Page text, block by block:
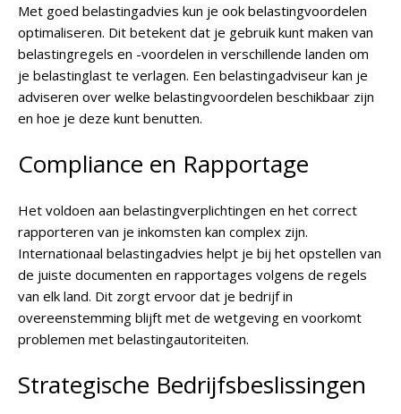
Met goed belastingadvies kun je ook belastingvoordelen
optimaliseren. Dit betekent dat je gebruik kunt maken van
belastingregels en -voordelen in verschillende landen om
je belastinglast te verlagen. Een belastingadviseur kan je
adviseren over welke belastingvoordelen beschikbaar zijn
en hoe je deze kunt benutten.
Compliance en Rapportage
Het voldoen aan belastingverplichtingen en het correct
rapporteren van je inkomsten kan complex zijn.
Internationaal belastingadvies helpt je bij het opstellen van
de juiste documenten en rapportages volgens de regels
van elk land. Dit zorgt ervoor dat je bedrijf in
overeenstemming blijft met de wetgeving en voorkomt
problemen met belastingautoriteiten.
Strategische Bedrijfsbeslissingen